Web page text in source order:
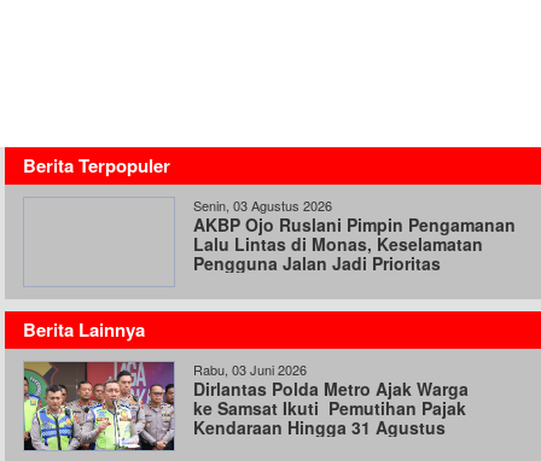
Berita Terpopuler
Senin, 03 Agustus 2026
AKBP Ojo Ruslani Pimpin Pengamanan
Lalu Lintas di Monas, Keselamatan
Pengguna Jalan Jadi Prioritas
Berita Lainnya
Rabu, 03 Juni 2026
Dirlantas Polda Metro Ajak Warga
ke Samsat Ikuti Pemutihan Pajak
Kendaraan Hingga 31 Agustus